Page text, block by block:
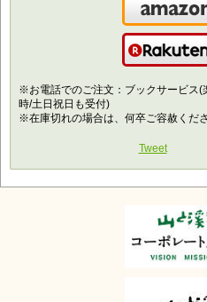
※お電話でのご注文：ブックサービス(
時/土日祝日も受付)
※在庫切れの場合は、何卒ご容赦くださ
Tweet